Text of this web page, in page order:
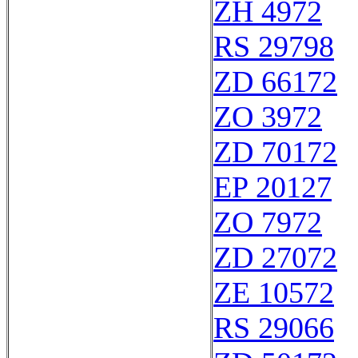
ZH 4972
RS 29798
ZD 66172
ZO 3972
ZD 70172
EP 20127
ZO 7972
ZD 27072
ZE 10572
RS 29066